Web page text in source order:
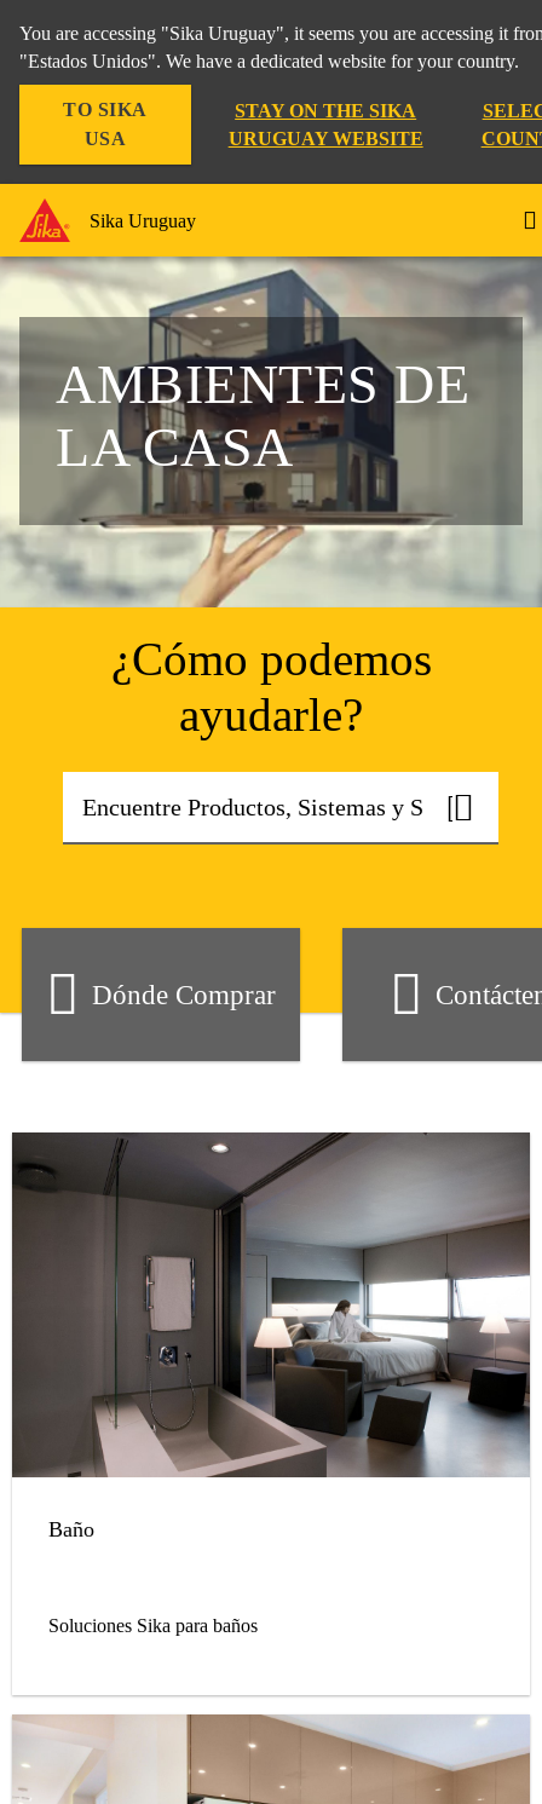
You are accessing "Sika Uruguay", it seems you are accessing it
"Estados Unidos". We have a dedicated website for your country.
TO SIKA
USA
STAY ON THE SIKA
URUGUAY WEBSITE
Sika Uruguay
AMBIENTES DE
LA CASA
¿Cómo podemos
ayudarle?
Dónde Comprar
Baño
Soluciones Sika para baños